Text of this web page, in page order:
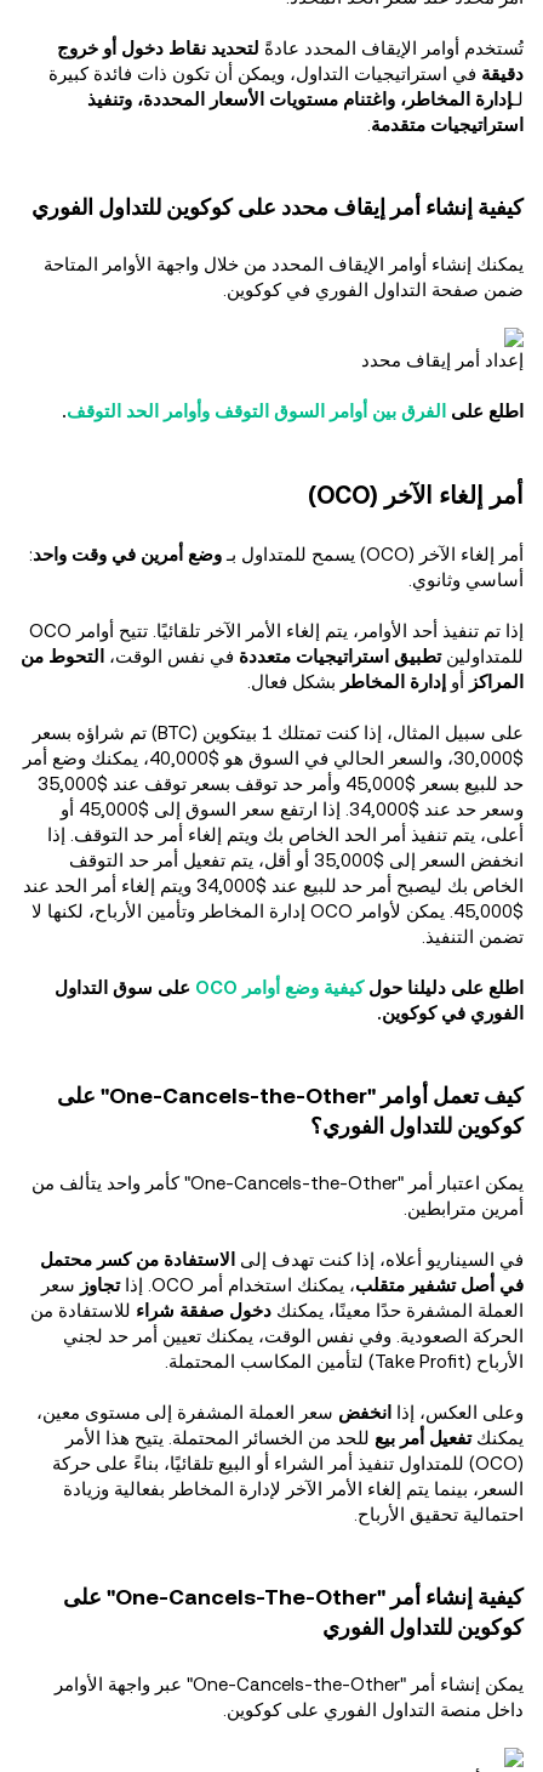
تُستخدم أوامر الإيقاف المحدد عادةً لتحديد نقاط دخول أو خروج
دقيقة في استراتيجيات التداول، ويمكن أن تكون ذات فائدة كبيرة
لـإدارة المخاطر، واغتنام مستويات الأسعار المحددة، وتنفيذ
استراتيجيات متقدمة
كيفية إنشاء أمر إيقاف محدد على كوكوين للتداول الفوري
يمكنك إنشاء أوامر الإيقاف المحدد من خلال واجهة الأوامر المتاحة
ضمن صفحة التداول الفوري في كوكوين.
إعداد أمر إيقاف محدد
اطلع على الفرق بين أوامر السوق التوقف وأوامر الحد التوقف.
أمر إلغاء الآخر (OCO)
أمر إلغاء الآخر (OCO) يسمح للمتداول بـ وضع أمرين في وقت واحد:
أساسي وثانوي.
إذا تم تنفيذ أحد الأوامر، يتم إلغاء الأمر الآخر تلقائيًا. تتيح أوامر OCO
للمتداولينتطبيق استراتيجيات متعددة في نفس الوقت، التحوط من
المراكز أو إدارة المخاطر بشكل فعال.
على سبيل المثال، إذا كنت تمتلك 1 بيتكوين (BTC) تم شراؤه بسعر
$30,000، والسعر الحالي في السوق هو $40,000، يمكنك وضع أمر
حد للبيع بسعر $45,000 وأمر حد توقف بسعر توقف عند $35,000
وسعر حد عند $34,000. إذا ارتفع سعر السوق إلى $45,000 أو
أعلى، يتم تنفيذ أمر الحد الخاص بك ويتم إلغاء أمر حد التوقف. إذا
انخفض السعر إلى $35,000 أو أقل، يتم تفعيل أمر حد التوقف
الخاص بك ليصبح أمر حد للبيع عند $34,000 ويتم إلغاء أمر الحد عند
$45,000. يمكن لأوامر OCO إدارة المخاطر وتأمين الأرباح، لكنها لا
تضمن التنفيذ.
اطلع على دليلنا حولكيفية وضع أوامر OCO
على سوق التداول
الفوري في كوكوين.
كيف تعمل أوامر "One-Cancels-the-Other" على
كوكوين للتداول الفوري؟
يمكن اعتبار أمر "One-Cancels-the-Other" كأمر واحد يتألف من
أمرين مترابطين.
في السيناريو أعلاه، إذا كنت تهدف إلى الاستفادة من كسر محتمل
في أصل تشفير متقلب، يمكنك استخدام أمر OCO. إذا تجاوز سعر
العملة المشفرة حدًا معينًا، يمكنك دخول صفقة شراء للاستفادة من
الحركة الصعودية. وفي نفس الوقت، يمكنك تعيين أمر حد لجني
الأرباح (Take Profit) لتأمين المكاسب المحتملة.
وعلى العكس، إذا انخفض سعر العملة المشفرة إلى مستوى معين،
يمكنكتفعيل أمر بيع للحد من الخسائر المحتملة. يتيح هذا الأمر
(OCO) للمتداول تنفيذ أمر الشراء أو البيع تلقائيًا، بناءً على حركة
السعر، بينما يتم إلغاء الأمر الآخر لإدارة المخاطر بفعالية وزيادة
احتمالية تحقيق الأرباح.
كيفية إنشاء أمر "One-Cancels-The-Other" على
كوكوين للتداول الفوري
يمكن إنشاء أمر "One-Cancels-the-Other" عبر واجهة الأوامر
داخل منصة التداول الفوري على كوكوين.